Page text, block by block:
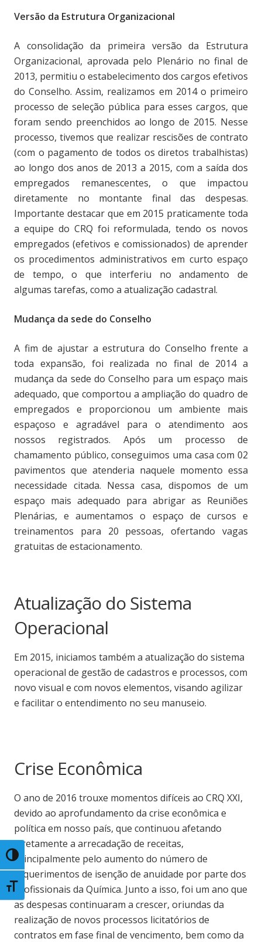
Toggle High Contrast
Toggle Font size
Versão da Estrutura Organizacional
A consolidação da primeira versão da Estrutura
Organizacional, aprovada pelo Plenário no final de
2013, permitiu o estabelecimento dos cargos efetivos
do Conselho. Assim, realizamos em 2014 o primeiro
processo de seleção pública para esses cargos, que
foram sendo preenchidos ao longo de 2015. Nesse
processo, tivemos que realizar rescisões de contrato
(com o pagamento de todos os diretos trabalhistas)
ao longo dos anos de 2013 a 2015, com a saída dos
empregados remanescentes, o que impactou
diretamente no montante final das despesas.
Importante destacar que em 2015 praticamente toda
a equipe do CRQ foi reformulada, tendo os novos
empregados (efetivos e comissionados) de aprender
os procedimentos administrativos em curto espaço
de tempo, o que interferiu no andamento de
algumas tarefas, como a atualização cadastral.
Mudança da sede do Conselho
A fim de ajustar a estrutura do Conselho frente a
toda expansão, foi realizada no final de 2014 a
mudança da sede do Conselho para um espaço mais
adequado, que comportou a ampliação do quadro de
empregados e proporcionou um ambiente mais
espaçoso e agradável para o atendimento aos
nossos registrados. Após um processo de
chamamento público, conseguimos uma casa com 02
pavimentos que atenderia naquele momento essa
necessidade citada. Nessa casa, dispomos de um
espaço mais adequado para abrigar as Reuniões
Plenárias, e aumentamos o espaço de cursos e
treinamentos para 20 pessoas, ofertando vagas
gratuitas de estacionamento.
Atualização do Sistema
Operacional
Em 2015, iniciamos também a atualização do sistema
operacional de gestão de cadastros e processos, com
novo visual e com novos elementos, visando agilizar
e facilitar o entendimento no seu manuseio.
Crise Econômica
O ano de 2016 trouxe momentos difíceis ao CRQ XXI,
devido ao aprofundamento da crise econômica e
política em nosso país, que continuou afetando
diretamente a arrecadação de receitas,
principalmente pelo aumento do número de
requerimentos de isenção de anuidade por parte dos
Profissionais da Química. Junto a isso, foi um ano que
as despesas continuaram a crescer, oriundas da
realização de novos processos licitatórios de
contratos em fase final de vencimento, bem como da